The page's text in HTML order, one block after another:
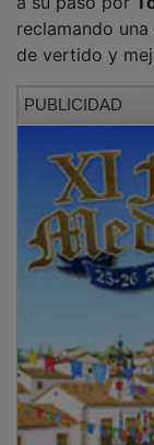
reclamando
de vertido y